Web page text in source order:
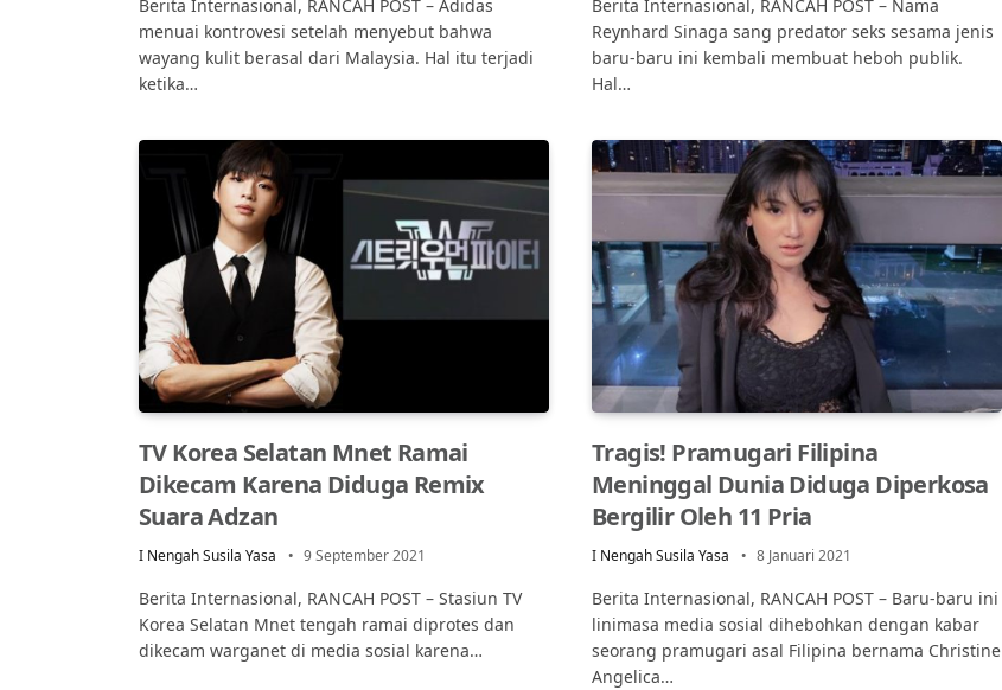
Berita Internasional, RANCAH POST – Adidas
menuai kontrovesi setelah menyebut bahwa
wayang kulit berasal dari Malaysia. Hal itu terjadi
ketika…
Berita Internasional, RANCAH POST – Nama
Reynhard Sinaga sang predator seks sesama jenis
baru-baru ini kembali membuat heboh publik.
Hal…
TV Korea Selatan Mnet Ramai
Dikecam Karena Diduga Remix
Suara Adzan
I Nengah Susila Yasa 9 September 2021
Berita Internasional, RANCAH POST – Stasiun TV
Korea Selatan Mnet tengah ramai diprotes dan
dikecam warganet di media sosial karena…
Tragis! Pramugari Filipina
Meninggal Dunia Diduga Diperkosa
Bergilir Oleh 11 Pria
I Nengah Susila Yasa 8 Januari 2021
Berita Internasional, RANCAH POST – Baru-baru ini
linimasa media sosial dihebohkan dengan kabar
seorang pramugari asal Filipina bernama Christine
Angelica…